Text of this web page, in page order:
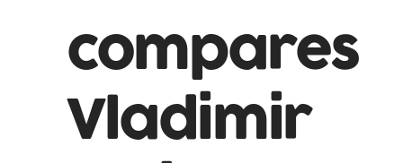
compares
Vladimir